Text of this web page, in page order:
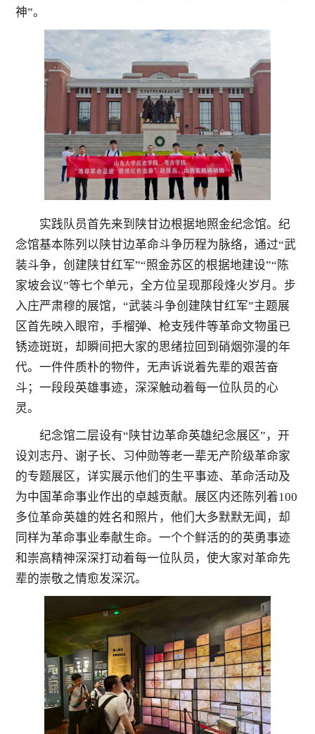
神”。
实践队员首先来到陕甘边根据地照金纪念馆。纪
念馆基本陈列以陕甘边革命斗争历程为脉络，通过“武
装斗争，创建陕甘红军”“照金苏区的根据地建设”“ 陈
家坡会议”等七个单元，全方位呈现那段烽火岁月。步
入庄严肃穆的展馆，“武装斗争创建陕甘红军”主题展
区首先映入眼帘，手榴弹、枪支残件等革命文物虽已
锈迹斑斑，却瞬间把大家的思绪拉回到硝烟弥漫的年
代。一件件质朴的物件，无声诉说着先辈的艰苦奋
斗；一段段英雄事迹，深深触动着每一位队员的心
灵。
纪念馆二层设有“陕甘边革命英雄纪念展区” ，开
设刘志丹、谢子长、习仲勋等老一辈无产阶级革命家
的专题展区，详实展示他们的生平事迹、革命活动及
为中国革命事业作出的卓越贡献。展区内还陈列着100
多位革命英雄的姓名和照片，他们大多默默无闻，却
同样为革命事业奉献生命。一个个鲜活的的英勇事迹
和崇高精神深深打动着每一位队员，使大家对革命先
辈的崇敬之情愈发深沉。